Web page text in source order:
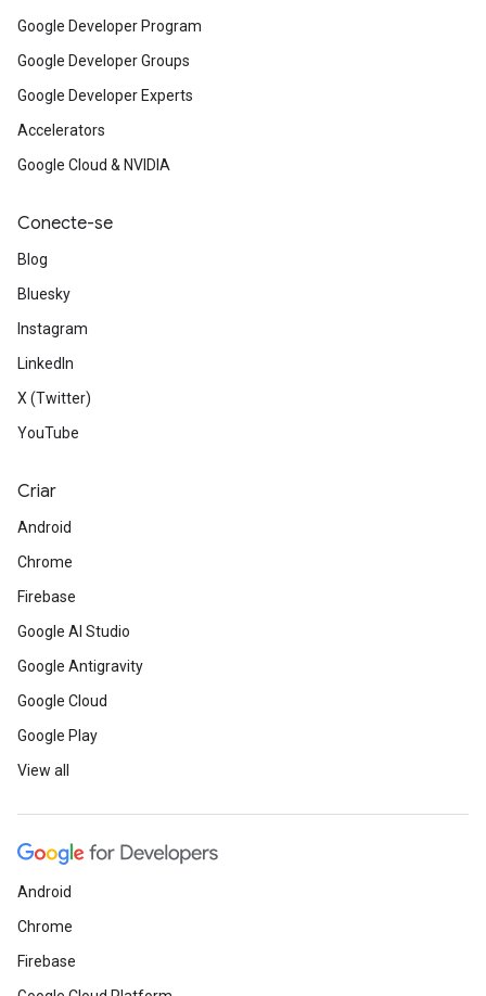
Google Developer Program
Google Developer Groups
Google Developer Experts
Accelerators
Google Cloud & NVIDIA
Conecte-se
Blog
Bluesky
Instagram
LinkedIn
X (Twitter)
YouTube
Criar
Android
Chrome
Firebase
Google AI Studio
Google Antigravity
Google Cloud
Google Play
View all
Android
Chrome
Firebase